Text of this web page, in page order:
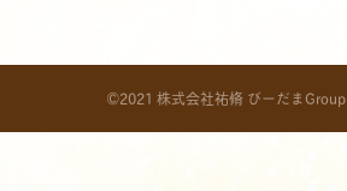
©2021 株式会社祐脩 びーだまGroup